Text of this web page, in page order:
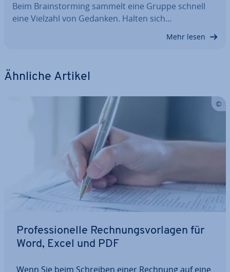
Beim Brain­stor­ming sammelt eine Gruppe schnell
eine Vielzahl von Gedanken. Halten sich…
Mehr lesen
Ähnliche Artikel
Pro­fes­sio­nel­le Rech­nungs­vor­la­gen für
Word, Excel und PDF
Wenn Sie beim Schreiben einer Rechnung auf eine